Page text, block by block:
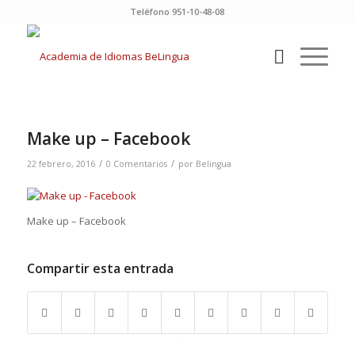
Teléfono 951-10-48-08
Make up – Facebook
22 febrero, 2016 / 0 Comentarios / por Belingua
Make up – Facebook
Compartir esta entrada